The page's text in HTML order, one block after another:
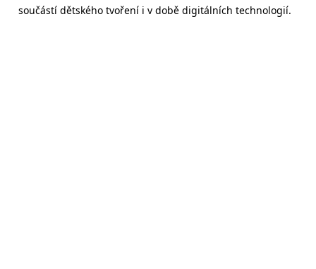
součástí dětského tvoření i v době digitálních technologií.